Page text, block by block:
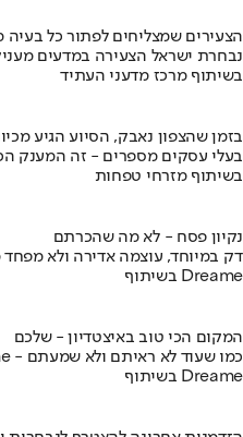
הצעירים שמצליחים לפתור כל בעיה
נבחרת ישראל הצעירה במדעים
בשיתוף מרכז מדעני העתיד
בזמן שהצפון נאבק, הסיוע הגיע
בעלי עסקים מספרים - זה המענק
בשיתוף מזרחי טפחות
נקיון פסח - לא מה שהכרתם
דק במיוחד, עוצמה אדירה ולא
בשיתוף Dreame
המקום הכי טוב באיצטדיון - שלכם
המונדיאל עם מסכי Dreame - כמו שעוד לא ראיתם ולא שמעתם
בשיתוף Dreame